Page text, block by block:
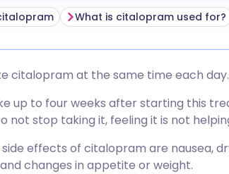
फेसबुक के माध्यम से साझा करें
लिंक्डइन के माध्यम से साझा
करें
🇪🇸 Español 🇫🇷 Français
🇮🇹 Italiano 🇵🇹
What is citalopram used for?
citalopram at the same time each day.
up to four weeks after starting this
not stop taking it, feeling it is not
effects of citalopram are nausea,
and changes in appetite or weight.